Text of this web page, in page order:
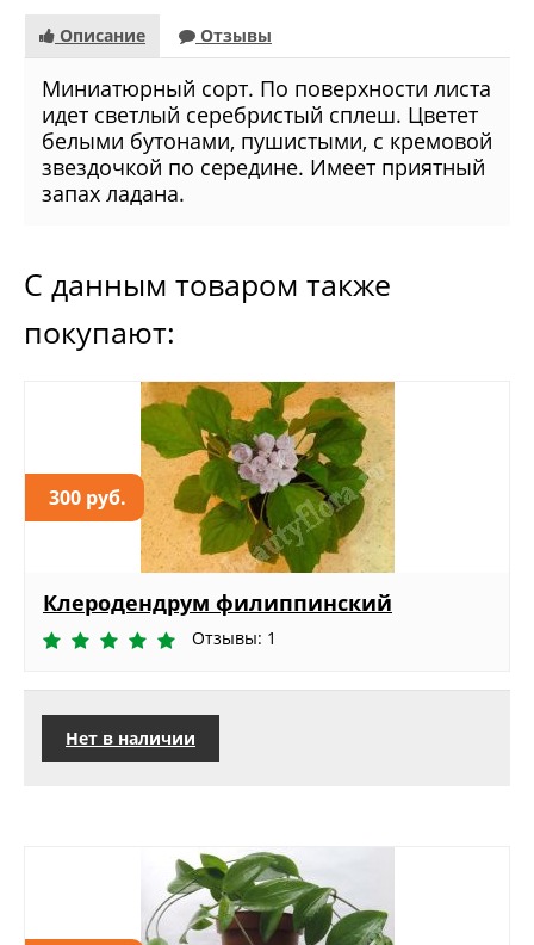
Описание Отзывы
Миниатюрный сорт. По поверхности листа
идет светлый серебристый сплеш. Цветет
белыми бутонами, пушистыми, с кремовой
звездочкой по середине. Имеет приятный
запах ладана.
С данным товаром также
покупают:
300 руб.
Клеродендрум филиппинский
Отзывы: 1
Нет в наличии